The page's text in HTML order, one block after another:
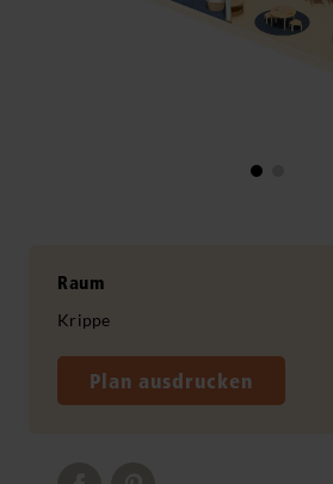
Raum
Krippe
Plan ausdrucken